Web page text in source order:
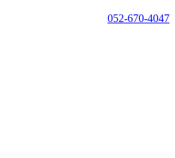
052-670-4047